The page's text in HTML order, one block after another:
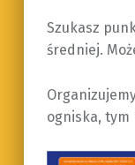
Szukasz
średniej.
ogniska, tym